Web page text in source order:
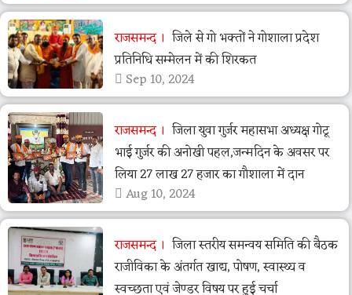
राजसमन्द
जिले से गो भक्तों ने गोशाला प्रदेश
प्रतिनिधि सम्मेलन में की शिरकत
Sep 10, 2024
राजसमन्द
जिला युवा गुर्जर महासभा अध्यक्ष गोटू
भाई गुर्जर की अनोखी पहल,जन्मदिन के अवसर पर
लिया 27 लाख 27 हजार का गौशाला में दान
Aug 10, 2024
राजसमन्द
जिला स्तरीय समन्वय समिति की बैठक
राजीविका के अंतर्गत खाद्य, पोषण, स्वास्थ्य व
स्वच्छता एवं जेण्डर विषय पर हुई चर्चा